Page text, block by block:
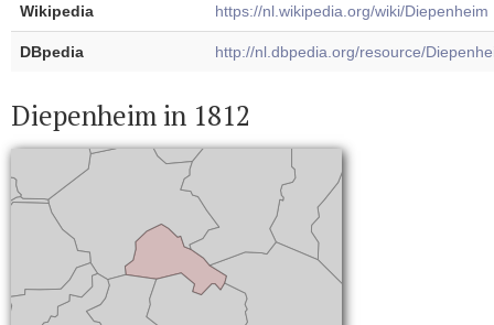
Wikipedia https://nl.wikipedia.org/wiki/Diepenheim
DBpedia http://nl.dbpedia.org/resource/
Diepenheim in 1812